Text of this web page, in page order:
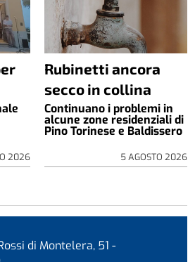
2026
Rubinetti ancora
secco in collina
Continuano i problemi in
alcune zone residenziali di
Pino Torinese e Baldissero
5 AGOSTO 2026
di Montelera, 51 -